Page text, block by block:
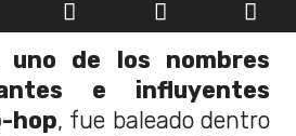
uno de los nombres
e influyentes
hop, fue baleado dentro